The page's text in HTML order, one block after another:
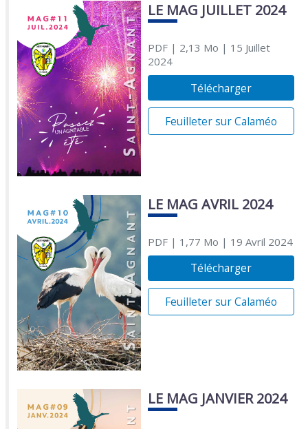
LE MAG JUILLET 2024
PDF| 2,13 Mo | 15 Juillet
2024
Télécharger
Feuilleter sur Calaméo
LE MAG AVRIL 2024
PDF| 1,77 Mo | 19 Avril 2024
Télécharger
Feuilleter sur Calaméo
LE MAG JANVIER 2024